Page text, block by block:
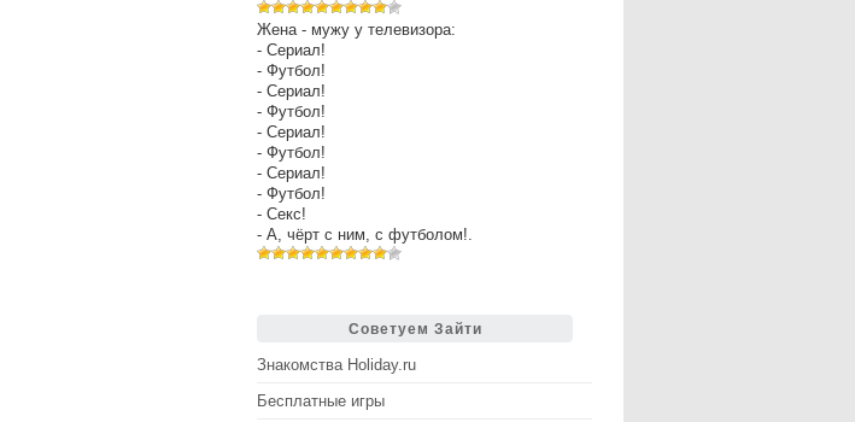
Жена - мужу у телевизора:
- Сериал!
- Футбол!
- Сериал!
- Футбол!
- Сериал!
- Футбол!
- Сериал!
- Футбол!
- Секс!
- А, чёрт с ним, с футболом!.
Советуем Зайти
Знакомства Holiday.ru
Бесплатные игры